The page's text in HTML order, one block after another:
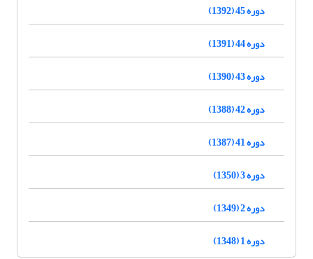
دوره 45 (1392)
دوره 44 (1391)
دوره 43 (1390)
دوره 42 (1388)
دوره 41 (1387)
دوره 3 (1350)
دوره 2 (1349)
دوره 1 (1348)